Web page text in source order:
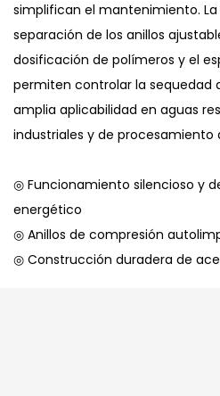
simplifican el mantenimiento.
separación de los anillos
dosificación de polímeros y el
permiten controlar la sequedad
amplia aplicabilidad en aguas
industriales y de procesamiento
◎ Funcionamiento silencioso y
energético
◎ Anillos de compresión
◎ Construcción duradera de